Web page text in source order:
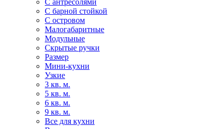
С барной стойкой
С островом
Малогабаритные
Модульные
Скрытые ручки
Размер
Мини-кухни
Узкие
3 кв. м.
5 кв. м.
6 кв. м.
9 кв. м.
Все для кухни